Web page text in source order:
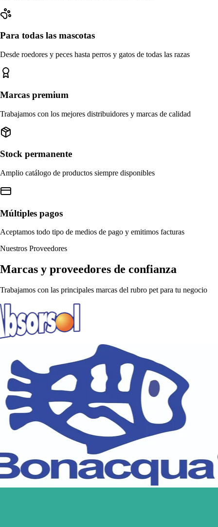
Para todas las mascotas
Desde roedores y peces hasta perros y gatos de todas las razas
Marcas premium
Trabajamos con los mejores distribuidores y marcas de calidad
Stock permanente
Amplio catálogo de productos siempre disponibles
Múltiples pagos
Aceptamos todo tipo de medios de pago y emitimos facturas
Nuestros Proveedores
Marcas y proveedores de confianza
Trabajamos con las principales marcas del rubro pet para tu negocio